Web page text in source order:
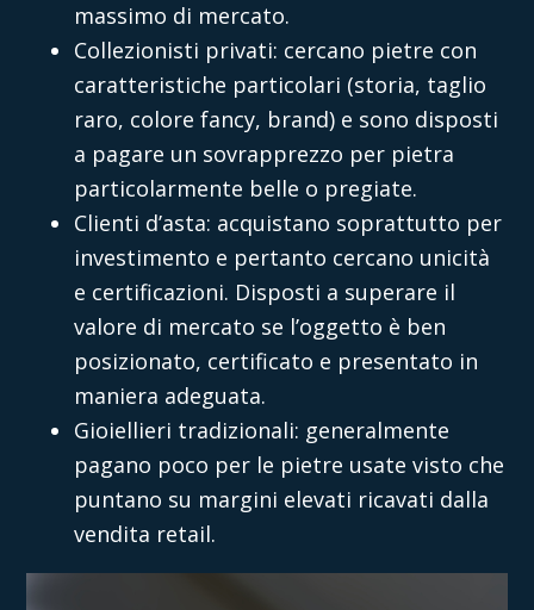
massimo di mercato.
Collezionisti privati: cercano pietre con
caratteristiche particolari (storia, taglio
raro, colore fancy, brand) e sono disposti
a pagare un sovrapprezzo per pietra
particolarmente belle o pregiate.
Clienti d’asta: acquistano soprattutto per
investimento e pertanto cercano unicità
e certificazioni. Disposti a superare il
valore di mercato se l’oggetto è ben
posizionato, certificato e presentato in
maniera adeguata.
Gioiellieri tradizionali: generalmente
pagano poco per le pietre usate visto che
puntano su margini elevati ricavati dalla
vendita retail.